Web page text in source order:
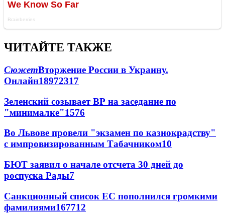
ЧИТАЙТЕ ТАКЖЕ
СюжетВторжение России в Украину.
Онлайн18972317
Зеленский созывает ВР на заседание по
"минималке"1576
Во Львове провели "экзамен по казнокрадству"
с импровизированным Табачником10
БЮТ заявил о начале отсчета 30 дней до
роспуска Рады7
Санкционный список ЕС пополнился громкими
фамилиями167712